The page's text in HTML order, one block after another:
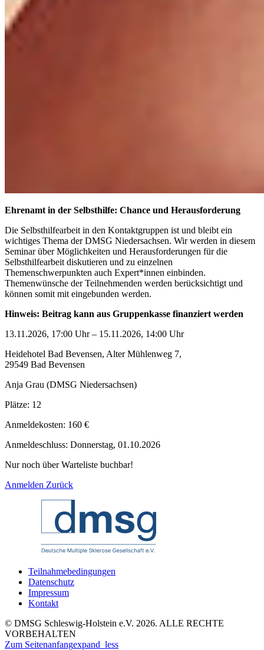
Ehrenamt in der Selbsthilfe: Chance und Herausforderung
Die Selbsthilfearbeit in den Kontaktgruppen ist und bleibt ein
wichtiges Thema der DMSG Niedersachsen. Wir werden in diesem
Seminar über Möglichkeiten und Herausforderungen für die
Selbsthilfearbeit diskutieren und zu einzelnen
Themenschwerpunkten auch Expert*innen einbinden.
Themenwünsche der Teilnehmenden werden berücksichtigt und
können somit mit eingebunden werden.
Hinweis: Beitrag kann aus Gruppenkasse finanziert werden
13.11.2026, 17:00 Uhr – 15.11.2026, 14:00 Uhr
Heidehotel Bad Bevensen, Alter Mühlenweg 7,
29549 Bad Bevensen
Anja Grau (DMSG Niedersachsen)
Plätze: 12
Anmeldekosten: 160 €
Anmeldeschluss: Donnerstag, 01.10.2026
Nur noch über Warteliste buchbar!
Anmelden Zurück
Teilnahmebedingungen
Datenschutz
Impressum
Kontakt
© DMSG Schleswig-Holstein e.V. 2026. ALLE RECHTE
VORBEHALTEN
Zum Seitenanfangexpand_less